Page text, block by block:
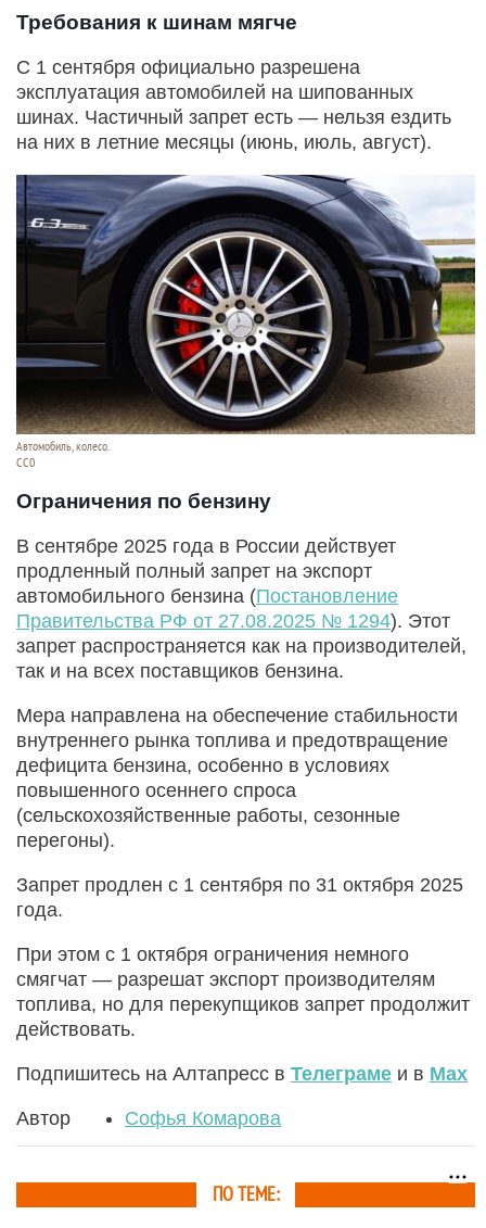
Требования к шинам мягче
С 1 сентября официально разрешена
эксплуатация автомобилей на шипованных
шинах. Частичный запрет есть — нельзя ездить
на них в летние месяцы (июнь, июль, август).
Автомобиль, колесо.
СС0
Ограничения по бензину
В сентябре 2025 года в России действует
продленный полный запрет на экспорт
автомобильного бензина (Постановление
Правительства РФ от 27.08.2025 № 1294). Этот
запрет распространяется как на производителей,
так и на всех поставщиков бензина.
Мера направлена на обеспечение стабильности
внутреннего рынка топлива и предотвращение
дефицита бензина, особенно в условиях
повышенного осеннего спроса
(сельскохозяйственные работы, сезонные
перегоны).
Запрет продлен с 1 сентября по 31 октября 2025
года.
При этом с 1 октября ограничения немного
смягчат — разрешат экспорт производителям
топлива, но для перекупщиков запрет продолжит
действовать.
Подпишитесь на Алтапресс в Телеграме и в Max
Автор Софья Комарова
ПО ТЕМЕ: